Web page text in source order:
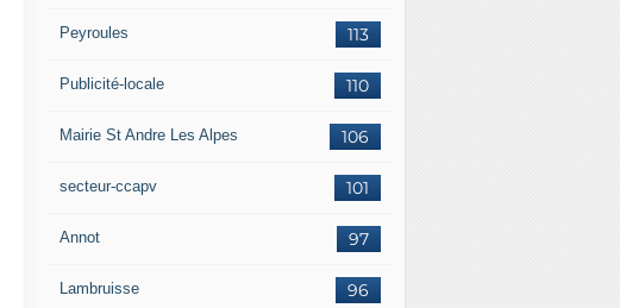
113
Peyroules
110
Publicité-locale
106
Mairie St Andre Les Alpes
101
secteur-ccapv
97
Annot
96
Lambruisse